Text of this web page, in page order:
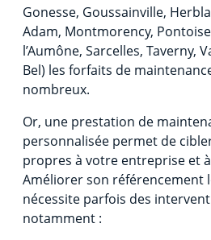
Gonesse, Goussainville,
Adam, Montmorency,
l’Aumône, Sarcelles, Taverny,
Bel) les forfaits de
nombreux.
Or, une prestation de
personnalisée permet de
propres à votre entreprise et
Améliorer son référencement
nécessite parfois des
notamment :